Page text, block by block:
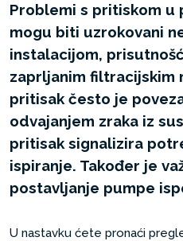
Problemi s pritiskom
mogu biti uzrokovani
instalacijom,
zaprljanim filtracijskim
pritisak često je
odvajanjem zraka iz
pritisak signalizira
ispiranje. Također je
postavljanje pumpe
U nastavku ćete pronaći